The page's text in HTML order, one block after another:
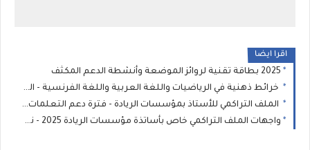
اقرا ايضا
2025 بطاقة تقنية لروائز الموضعة وأنشطة الدعم المكثف
خرائط ذهنية في الرياضيات واللغة العربية واللغة الفرنسية - المدرسة الرائدة
الملف التراكمي للأستاذ بمؤسسات الريادة - فترة دعم التعلمات - طارل
واجهات الملف التراكمي خاص بأساتذة مؤسسات الريادة 2025 - نموذج 1